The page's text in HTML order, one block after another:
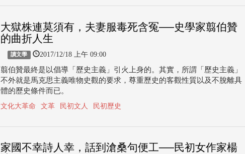
大獄株連莫須有，夫妻服毒死含冤──史學家翦伯贊
的曲折人生
讀文學 2017/12/18 上午 09:00
翦伯贊最終是以倡導「歷史主義」引火上身的。其實，所謂「歷史主義」
不外就是馬克思主義唯物史觀的要求，尊重歷史的客觀性質以及不脫離具
體的歷史條件而已。
文化大革命 文革 民初文人 民初歷史
家國不幸詩人幸，話到滄桑句便工──民初女作家楊